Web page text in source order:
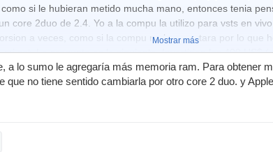
si le hubieran metido mucha mano, entonces tenia
core 2duo de 2.4. Yo a la compu la utilizo para vsts en
a veces, como si la compu no lo soportara por lo que
set. La pregunta es la siguiente. Invertirian los 400 US$
mas tranquilos con el audio? Vale la pena el cambio
en Argentina.
Mostrar más
a lo sumo le agregaría más memoria ram. Para obtener
que no tiene sentido cambiarla por otro core 2 duo. y